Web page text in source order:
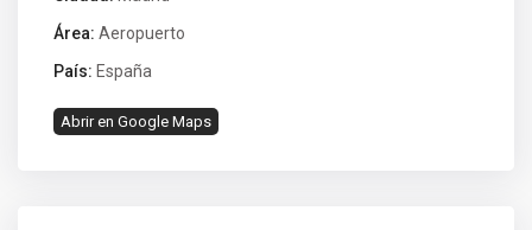
Área: Aeropuerto
País: España
Abrir en Google Maps